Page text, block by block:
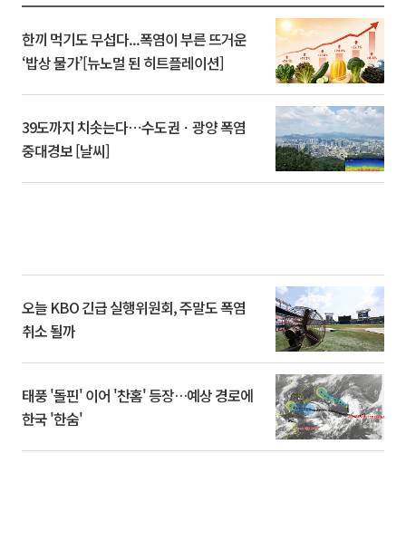
한끼 먹기도 무섭다...폭염이 부른 뜨거운
‘밥상 물가’[뉴노멀 된 히트플레이션]
39도까지 치솟는다⋯수도권ㆍ광양 폭염
중대경보 [날씨]
오늘 KBO 긴급 실행위원회, 주말도 폭염
취소 될까
태풍 '돌핀' 이어 '찬홈' 등장…예상 경로에
한국 '한숨'